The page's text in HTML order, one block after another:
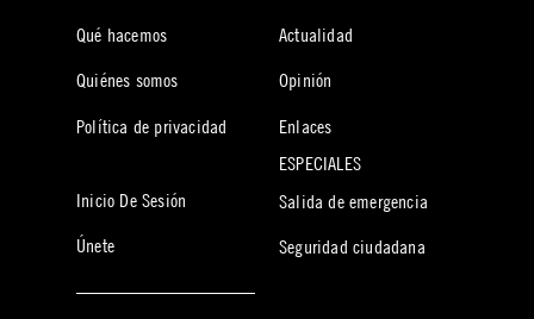
Qué hacemos
Quiénes somos
Política de privacidad
Inicio De Sesión
Únete
Actualidad
Opinión
Enlaces
ESPECIALES
Salida de emergencia
Seguridad ciudadana